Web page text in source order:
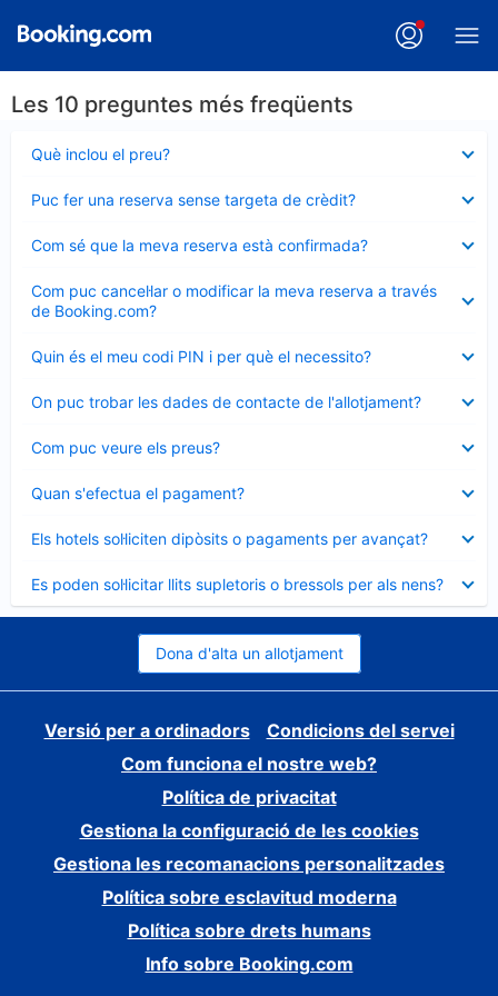
Les 10 preguntes més freqüents
Què inclou el preu?
tancat
Puc fer una reserva sense targeta de crèdit?
tancat
Com sé que la meva reserva està confirmada?
tancat
Com puc cancel·lar o modificar la meva reserva a través
de Booking.com?
tancat
Quin és el meu codi PIN i per què el necessito?
tancat
On puc trobar les dades de contacte de l'allotjament?
tancat
Com puc veure els preus?
tancat
Quan s'efectua el pagament?
tancat
Els hotels sol·liciten dipòsits o pagaments per avançat?
tancat
Es poden sol·licitar llits supletoris o bressols per als nens?
tancat
Dona d'alta un allotjament
Versió per a ordinadors
Condicions del servei
Com funciona el nostre web?
Política de privacitat
Gestiona la configuració de les cookies
Gestiona les recomanacions personalitzades
Política sobre esclavitud moderna
Política sobre drets humans
Info sobre Booking.com